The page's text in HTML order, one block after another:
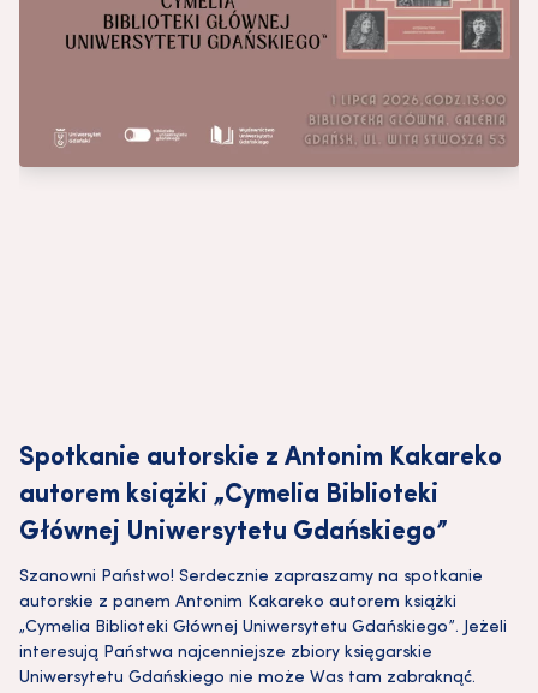
Spotkanie autorskie z Antonim Kakareko
autorem książki „Cymelia Biblioteki
Głównej Uniwersytetu Gdańskiego”
Szanowni Państwo! Serdecznie zapraszamy na spotkanie
autorskie z panem Antonim Kakareko autorem książki
„Cymelia Biblioteki Głównej Uniwersytetu Gdańskiego”. Jeżeli
interesują Państwa najcenniejsze zbiory księgarskie
Uniwersytetu Gdańskiego nie może Was tam zabraknąć.